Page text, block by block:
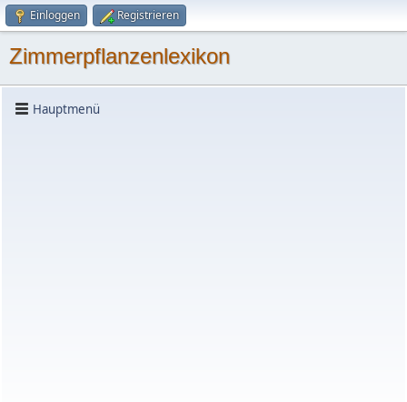
Einloggen Registrieren
Zimmerpflanzenlexikon
Hauptmenü